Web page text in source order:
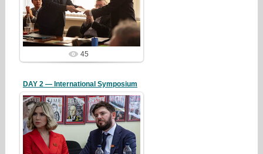
redstartvkp
45
DAY 2 — International Symposium
26/04/13
redstartvkp